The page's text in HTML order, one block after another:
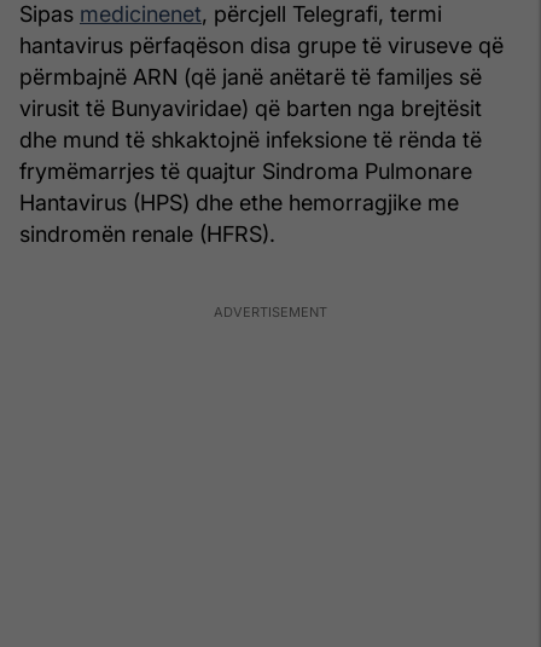
Sipas medicinenet, përcjell Telegrafi, termi
hantavirus përfaqëson disa grupe të viruseve që
përmbajnë ARN (që janë anëtarë të familjes së
virusit të Bunyaviridae) që barten nga brejtësit
dhe mund të shkaktojnë infeksione të rënda të
frymëmarrjes të quajtur Sindroma Pulmonare
Hantavirus (HPS) dhe ethe hemorragjike me
sindromën renale (HFRS).